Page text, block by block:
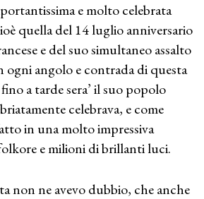
e molto celebrata
quella del 14 luglio anniversario
e del suo simultaneo assalto
ogni angolo e contrada di questa
a tarde sera’ il suo popolo
celebrava, e come
in una molto impressiva
e milioni di brillanti luci.
non ne avevo dubbio, che anche